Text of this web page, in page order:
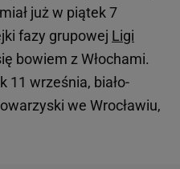
już w piątek 7
fazy grupowej Ligi
bowiem z Włochami.
11 września, biało-
we Wrocławiu,